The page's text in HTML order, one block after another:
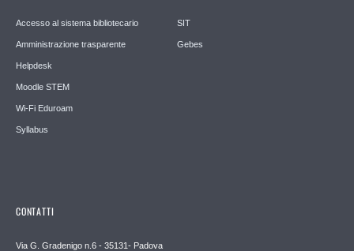
Accesso al sistema bibliotecario
Amministrazione trasparente
Helpdesk
Moodle STEM
Wi-Fi Eduroam
Syllabus
SIT
Gebes
CONTATTI
Via G. Gradenigo n.6 - 35131- Padova